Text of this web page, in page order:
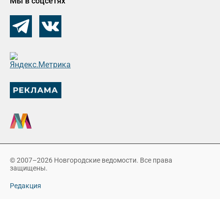
© 2007–2026 Новгородские ведомости. Все права
защищены.
Редакция